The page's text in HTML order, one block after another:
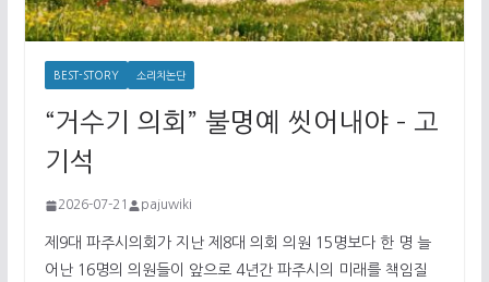
BEST-STORY 소리치논단
“거수기 의회” 불명예 씻어내야 – 고
기석
2026-07-21 pajuwiki
제9대 파주시의회가 지난 제8대 의회 의원 15명보다 한 명 늘
어난 16명의 의원들이 앞으로 4년간 파주시의 미래를 책임질